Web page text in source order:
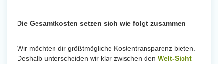
Die Gesamtkosten setzen sich wie folgt zusammen
Wir möchten dir größtmögliche Kostentransparenz bieten.
Deshalb unterscheiden wir klar zwischen den Welt-Sicht